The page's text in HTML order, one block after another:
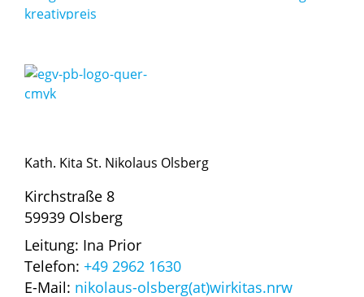
Kath. Kita St. Nikolaus Olsberg
Kirchstraße 8
59939 Olsberg
Leitung: Ina Prior
Telefon: +49 2962 1630
E-Mail: nikolaus-olsberg(at)wirkitas.nrw